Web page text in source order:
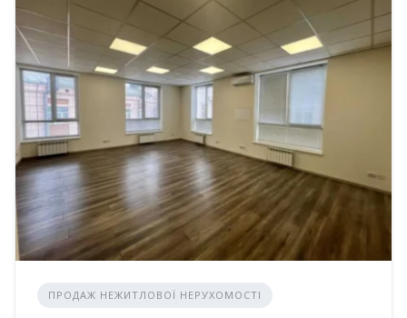
ПРОДАЖ НЕЖИТЛОВОЇ НЕРУХОМОСТІ